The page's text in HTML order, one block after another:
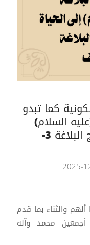
كما تبدو
السلام)
إلى الحياة كما تبدو في نهج البلاغة 3-
والثناء بما قدم
محمد وآله